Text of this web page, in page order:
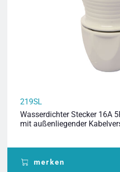
219SL
Wasserdichter Stecker 16A
mit außenliegender
merken